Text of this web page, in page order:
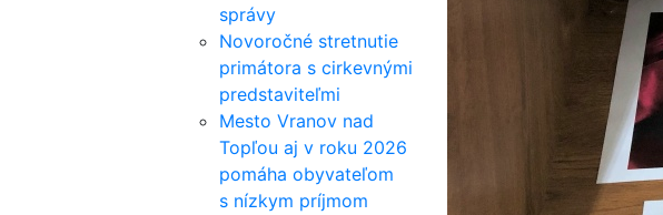
správy
Novoročné stretnutie
primátora s cirkevnými
predstaviteľmi
Mesto Vranov nad
Topľou aj v roku 2026
pomáha obyvateľom
s nízkym príjmom